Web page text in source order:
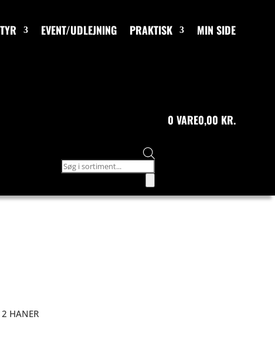
EVENT/UDLEJNING PRAKTISK MIN SIDE
Products
search
0 VARE0,00 KR.
HANER